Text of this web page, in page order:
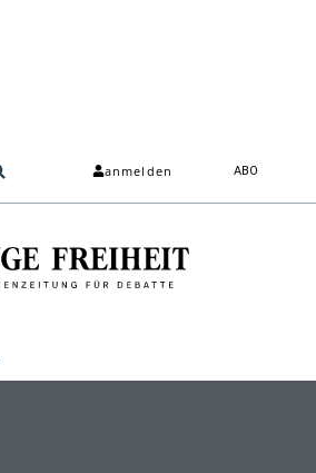
anmelden ABO